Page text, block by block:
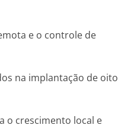
e o controle de
na implantação de oito
o crescimento local e